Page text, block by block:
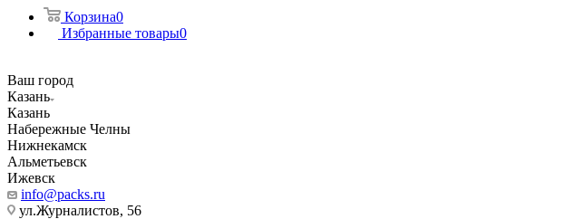
Корзина0
Избранные товары0
Ваш город
Казань
Казань
Набережные Челны
Нижнекамск
Альметьевск
Ижевск
info@packs.ru
ул.Журналистов, 56